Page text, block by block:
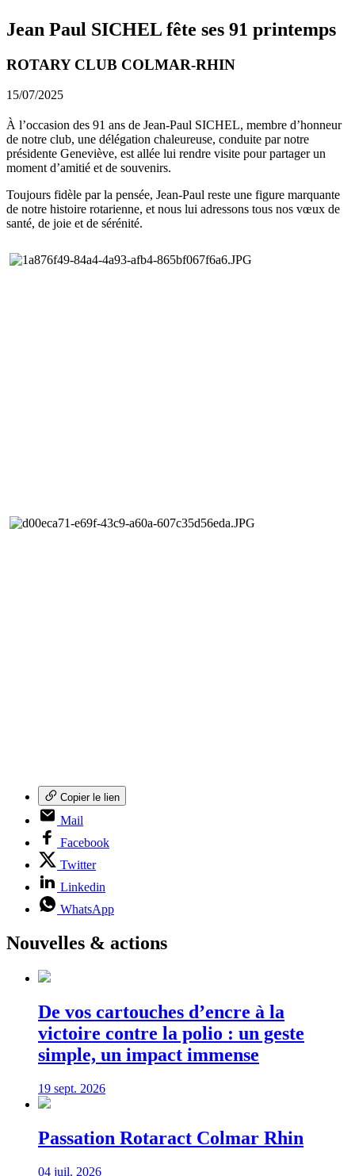
Jean Paul SICHEL fête ses 91 printemps
ROTARY CLUB COLMAR-RHIN
15/07/2025
À l’occasion des 91 ans de Jean-Paul SICHEL, membre d’honneur
de notre club, une délégation chaleureuse, conduite par notre
présidente Geneviève, est allée lui rendre visite pour partager un
moment d’amitié et de souvenirs.
Toujours fidèle par la pensée, Jean-Paul reste une figure marquante
de notre histoire rotarienne, et nous lui adressons tous nos vœux de
santé, de joie et de sérénité.
Copier le lien
Mail
Facebook
Twitter
Linkedin
WhatsApp
Nouvelles & actions
De vos cartouches d’encre à la
victoire contre la polio : un geste
simple, un impact immense
19 sept. 2026
Passation Rotaract Colmar Rhin
04 juil. 2026